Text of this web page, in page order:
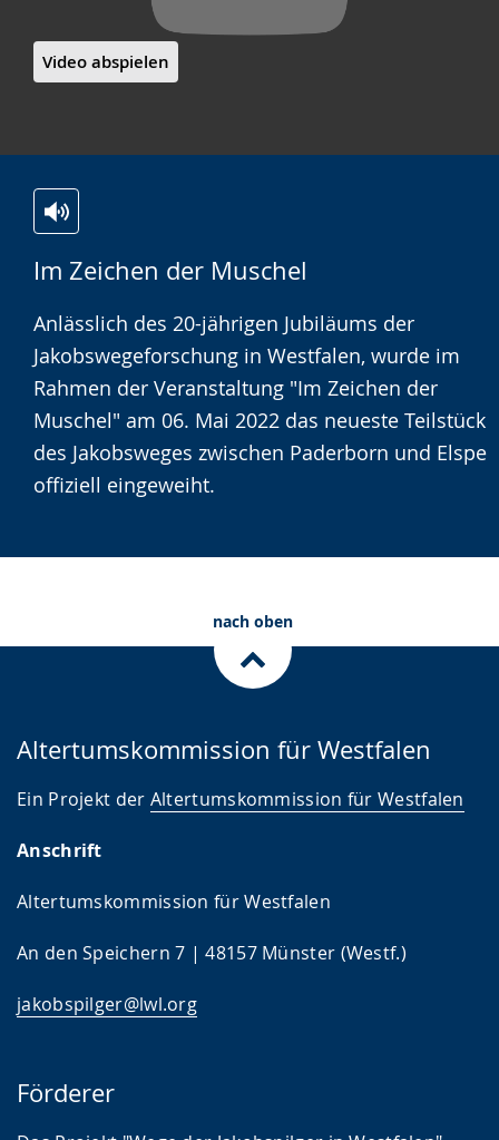
Video abspielen
Im Zeichen der Muschel
Leichten
Sprache
wechseln.
Audio-
Unterstützung.
Video
in
Deutscher
Gebärdensprache
wird
angezeigt.
Anlässlich des 20-jährigen Jubiläums der
Jakobswegeforschung in Westfalen, wurde im
Rahmen der Veranstaltung "Im Zeichen der
Muschel" am 06. Mai 2022 das neueste Teilstück
des Jakobsweges zwischen Paderborn und Elspe
offiziell eingeweiht.
nach oben
Altertumskommission für Westfalen
Ein Projekt der Altertumskommission für Westfalen
Anschrift
Altertumskommission für Westfalen
An den Speichern 7 | 48157 Münster (Westf.)
jakobspilger@lwl.org
Förderer